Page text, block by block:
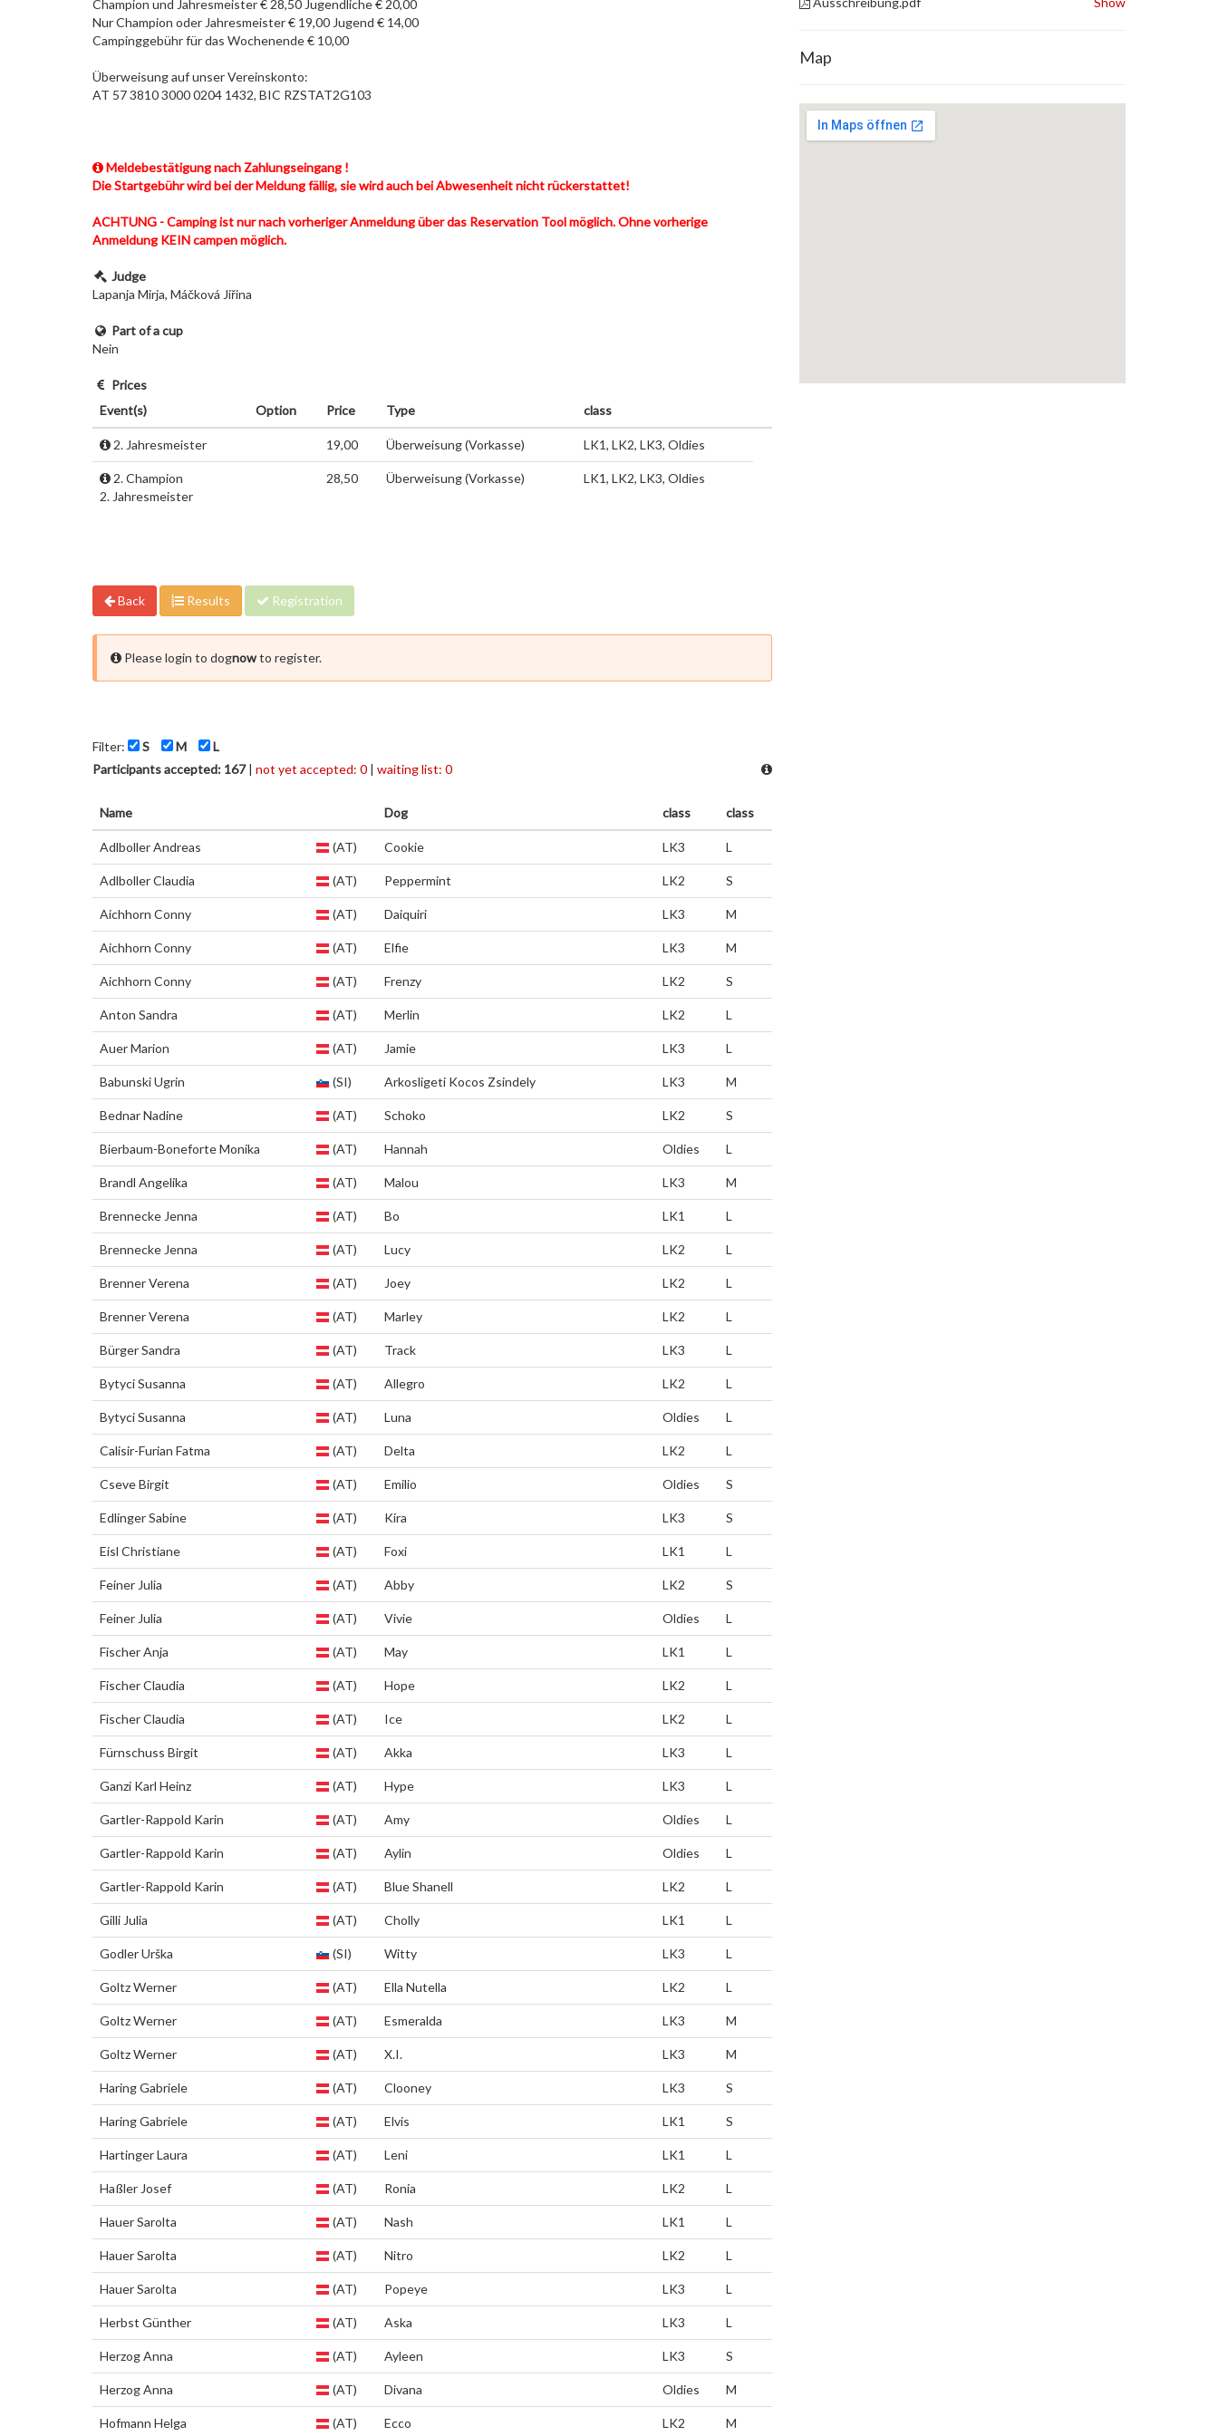
Champion und Jahresmeister € 28,50 Jugendliche € 20,00
Nur Champion oder Jahresmeister € 19,00 Jugend € 14,00
Campinggebühr für das Wochenende € 10,00
Überweisung auf unser Vereinskonto:
AT 57 3810 3000 0204 1432, BIC RZSTAT2G103
Meldebestätigung nach Zahlungseingang !
Die Startgebühr wird bei der Meldung fällig, sie wird auch bei Abwesenheit nicht rückerstattet!
ACHTUNG - Camping ist nur nach vorheriger Anmeldung über das Reservation Tool möglich. Ohne vorherige
Anmeldung KEIN campen möglich.
Judge
Lapanja Mirja, Máčková Jiřina
Part of a cup
Nein
Prices
Event(s)
Option Price Type class
2. Jahresmeister 19,00 Überweisung (Vorkasse) LK1, LK2, LK3, Oldies
2. Champion
2. Jahresmeister
28,50 Überweisung (Vorkasse) LK1, LK2, LK3, Oldies
Back Results Registration
Please login to dognowto register.
Filter: S M
L
Participants accepted: 167| not yet accepted: 0 | waiting list: 0
Name Dog class class
Adlboller Andreas (AT) Cookie LK3 L
Adlboller Claudia (AT) Peppermint LK2 S
Aichhorn Conny (AT) Daiquiri LK3 M
Aichhorn Conny (AT) Elfie LK3 M
Aichhorn Conny (AT) Frenzy LK2 S
Anton Sandra (AT) Merlin LK2 L
Auer Marion (AT) Jamie LK3 L
Babunski Ugrin (SI) Arkosligeti Kocos Zsindely LK3 M
Bednar Nadine (AT) Schoko LK2 S
Bierbaum-Boneforte Monika (AT) Hannah Oldies L
Brandl Angelika (AT) Malou LK3 M
Brennecke Jenna (AT) Bo LK1 L
Brennecke Jenna (AT) Lucy LK2 L
Brenner Verena (AT) Joey LK2 L
Brenner Verena (AT) Marley LK2 L
Bürger Sandra (AT) Track LK3 L
Bytyci Susanna (AT) Allegro LK2 L
Bytyci Susanna (AT) Luna Oldies L
Calisir-Furian Fatma (AT) Delta LK2 L
Cseve Birgit (AT) Emilio Oldies S
Edlinger Sabine (AT) Kira LK3 S
Eisl Christiane (AT) Foxi LK1 L
Feiner Julia (AT) Abby LK2 S
Feiner Julia (AT) Vivie Oldies L
Fischer Anja (AT) May LK1 L
Fischer Claudia (AT) Hope LK2 L
Fischer Claudia (AT) Ice LK2 L
Fürnschuss Birgit (AT) Akka LK3 L
Ganzi Karl Heinz (AT) Hype LK3 L
Gartler-Rappold Karin (AT) Amy Oldies L
Gartler-Rappold Karin (AT) Aylin Oldies L
Gartler-Rappold Karin (AT) Blue Shanell LK2 L
Gilli Julia (AT) Cholly LK1 L
Godler Urška (SI) Witty LK3 L
Goltz Werner (AT) Ella Nutella LK2 L
Goltz Werner (AT) Esmeralda LK3 M
Goltz Werner (AT) X.I. LK3 M
Haring Gabriele (AT) Clooney LK3 S
Haring Gabriele (AT) Elvis LK1 S
Hartinger Laura (AT) Leni LK1 L
Haßler Josef (AT) Ronia LK2 L
Hauer Sarolta (AT) Nash LK1 L
Hauer Sarolta (AT) Nitro LK2 L
Hauer Sarolta (AT) Popeye LK3 L
Herbst Günther (AT) Aska LK3 L
Herzog Anna (AT) Ayleen LK3 S
Herzog Anna (AT) Divana Oldies M
Hofmann Helga (AT) Ecco LK2 M
Map